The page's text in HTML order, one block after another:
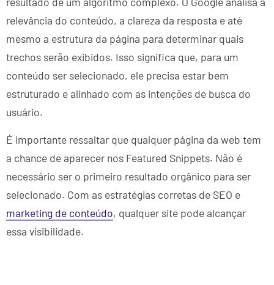
relevância do conteúdo, a clareza da resposta e até
mesmo a estrutura da página para determinar quais
trechos serão exibidos. Isso significa que, para um
conteúdo ser selecionado, ele precisa estar bem
estruturado e alinhado com as intenções de busca do
usuário.
É importante ressaltar que qualquer página da web tem
a chance de aparecer nos Featured Snippets. Não é
necessário ser o primeiro resultado orgânico para ser
selecionado. Com as estratégias corretas de SEO e
marketing de conteúdo, qualquer site pode alcançar
essa visibilidade.